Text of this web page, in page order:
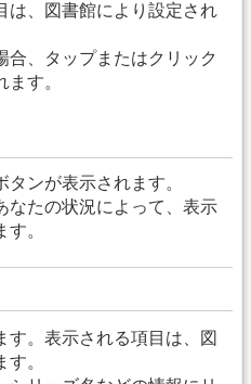
は、図書館により設定され
合、タップまたはクリック
す。
ンが表示されます。
なたの状況によって、表示
。
す。表示される項目は、図
。